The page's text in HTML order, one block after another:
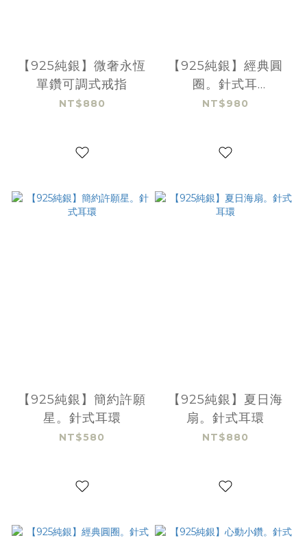
【925純銀】微奢永恆
單鑽可調式戒指
NT$880
【925純銀】經典圓
圈。針式耳
環-12mm(銀)
NT$980
【925純銀】簡約許願
星。針式耳環
NT$580
【925純銀】夏日海
扇。針式耳環
NT$880